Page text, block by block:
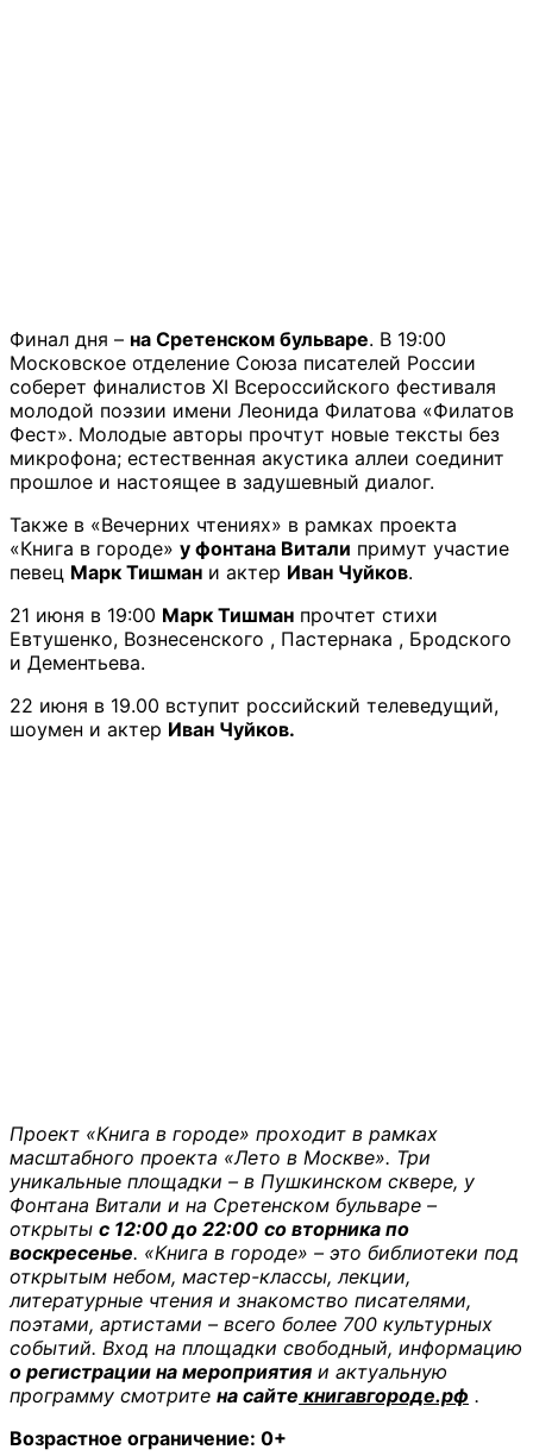
Финал дня – на Сретенском бульваре. В 19:00
Московское отделение Союза писателей России
соберет финалистов XI Всероссийского фестиваля
молодой поэзии имени Леонида Филатова «Филатов
Фест». Молодые авторы прочтут новые тексты без
микрофона; естественная акустика аллеи соединит
прошлое и настоящее в задушевный диалог.
Также в «Вечерних чтениях» в рамках проекта
«Книга в городе» у фонтана Витали примут участие
певец Марк Тишман и актер Иван Чуйков.
21 июня в 19:00 Марк Тишман прочтет стихи
Евтушенко, Вознесенского , Пастернака , Бродского
и Дементьева.
22 июня в 19.00 вступит российский телеведущий,
шоумен и актер Иван Чуйков.
Проект «Книга в городе» проходит в рамках
масштабного проекта «Лето в Москве». Три
уникальные площадки – в Пушкинском сквере, у
Фонтана Витали и на Сретенском бульваре –
открыты с 12:00 до 22:00 со вторника по
воскресенье. «Книга в городе» – это библиотеки под
открытым небом, мастер-классы, лекции,
литературные чтения и знакомство писателями,
поэтами, артистами – всего более 700 культурных
событий. Вход на площадки свободный, информацию
о регистрации на мероприятия и актуальную
программу смотрите на сайте книгавгороде.рф .
Возрастное ограничение: 0+